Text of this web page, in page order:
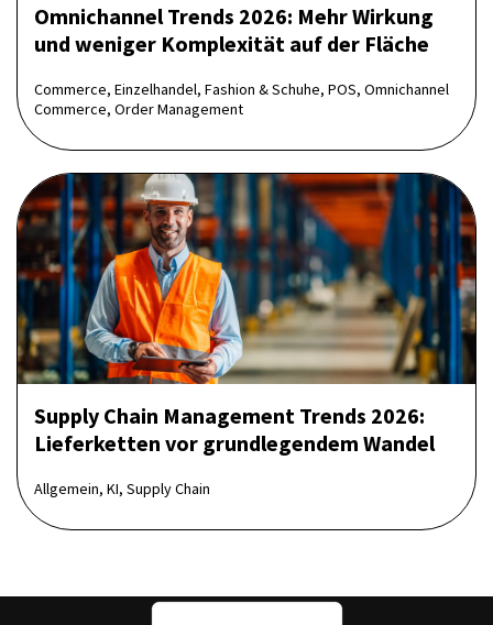
Omnichannel Trends 2026: Mehr Wirkung
und weniger Komplexität auf der Fläche
Commerce, Einzelhandel, Fashion & Schuhe, POS, Omnichannel
Commerce, Order Management
Supply Chain Management Trends 2026:
Lieferketten vor grundlegendem Wandel
Allgemein, KI, Supply Chain